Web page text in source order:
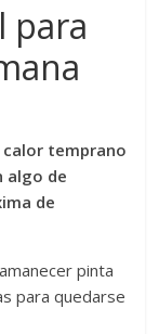
para
calor temprano
algo de
de
pinta
para quedarse